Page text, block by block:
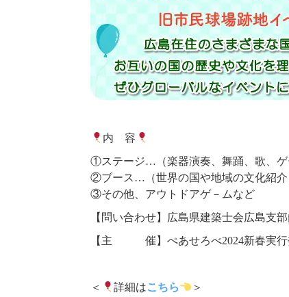
内 容
①ステージ…（楽器演奏、舞踊、歌、ゲ
②ブース…（世界の国や地域の文化紹介
③その他、アウトドアゲ－ムなど
【問い合わせ】広島県建築士会広島支
【主 催】ぺあせろべ2024新春実行
＜ 詳細はこちら ＞